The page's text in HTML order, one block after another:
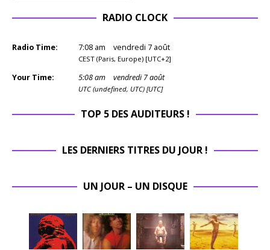
RADIO CLOCK
Radio Time: 7:08 am vendredi 7 août
CEST (Paris, Europe) [UTC+2]
Your Time: 5:08am vendredi 7 août
UTC (undefined, UTC) [UTC]
TOP 5 DES AUDITEURS !
LES DERNIERS TITRES DU JOUR !
UN JOUR – UN DISQUE